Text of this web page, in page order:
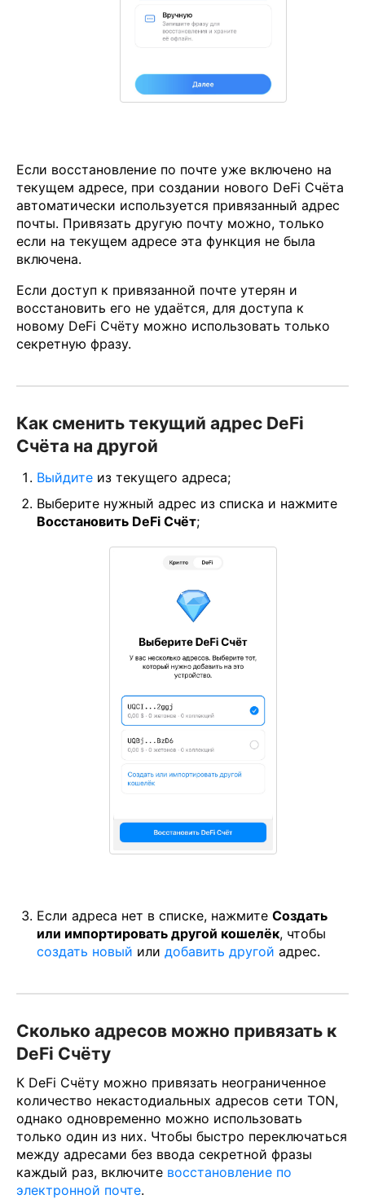
Если восстановление по почте уже включено на
текущем адресе, при создании нового DeFi Счёта
автоматически используется привязанный адрес
почты. Привязать другую почту можно, только
если на текущем адресе эта функция не была
включена.
Если доступ к привязанной почте утерян и
восстановить его не удаётся, для доступа к
новому DeFi Счёту можно использовать только
секретную фразу.
Как сменить текущий адрес DeFi
Счёта на другой
Выйдите из текущего адреса;
Выберите нужный адрес из списка и нажмите
Восстановить DeFi Счёт;
Если адреса нет в списке, нажмите Создать
или импортировать другой кошелёк, чтобы
создать новый или добавить другой адрес.
Сколько адресов можно привязать к
DeFi Счёту
К DeFi Счёту можно привязать неограниченное
количество некастодиальных адресов сети TON,
однако одновременно можно использовать
только один из них. Чтобы быстро переключаться
между адресами без ввода секретной фразы
каждый раз, включите восстановление по
электронной почте.